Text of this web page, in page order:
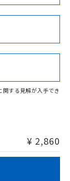
Cr(VI)
す。
関する見解が入手でき
¥ 2,860